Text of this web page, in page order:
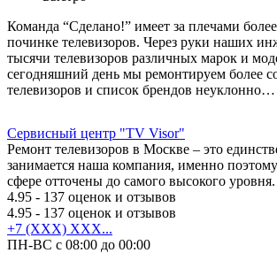
Команда “Сделано!” имеет за плечами
починке телевизоров. Через руки наших
тысячи телевизоров различных марок и
сегодняшний день мы ремонтируем более
телевизоров и список брендов неуклонно…
Сервисный центр "TV Visor"
Ремонт телевизоров в Москве – это
занимается наша компания, именно
сфере отточены до самого высокого уровня.
4.95 - 137 оценок и отзывов
4.95 - 137 оценок и отзывов
+7 (XXX) XXX...
ПН-ВС с 08:00 до 00:00